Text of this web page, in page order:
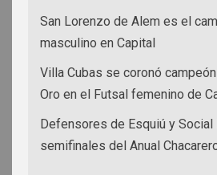
San Lorenzo de Alem es el
masculino en Capital
Villa Cubas se coronó
Oro en el Futsal femenino de
Defensores de Esquiú y Social
semifinales del Anual